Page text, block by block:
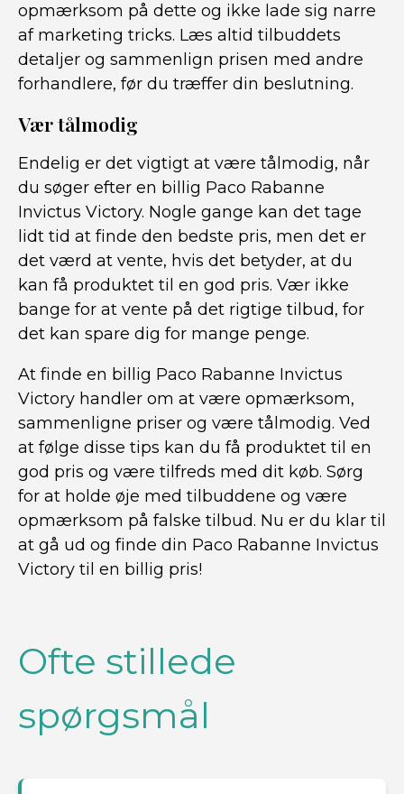
opmærksom på dette og ikke lade sig narre
af marketing tricks. Læs altid tilbuddets
detaljer og sammenlign prisen med andre
forhandlere, før du træffer din beslutning.
Vær tålmodig
Endelig er det vigtigt at være tålmodig, når
du søger efter en billig Paco Rabanne
Invictus Victory. Nogle gange kan det tage
lidt tid at finde den bedste pris, men det er
det værd at vente, hvis det betyder, at du
kan få produktet til en god pris. Vær ikke
bange for at vente på det rigtige tilbud, for
det kan spare dig for mange penge.
At finde en billig Paco Rabanne Invictus
Victory handler om at være opmærksom,
sammenligne priser og være tålmodig. Ved
at følge disse tips kan du få produktet til en
god pris og være tilfreds med dit køb. Sørg
for at holde øje med tilbuddene og være
opmærksom på falske tilbud. Nu er du klar til
at gå ud og finde din Paco Rabanne Invictus
Victory til en billig pris!
Ofte stillede
spørgsmål